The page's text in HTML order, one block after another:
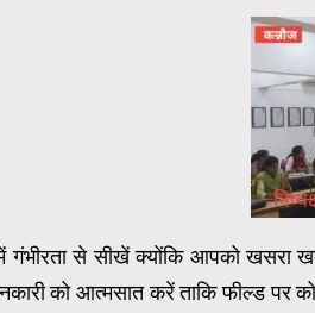
गंभीरता से सीखें क्योंकि आपको खसरा
को आत्मसात करें ताकि फील्ड पर